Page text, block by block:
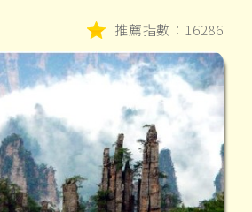
推薦指數：16286